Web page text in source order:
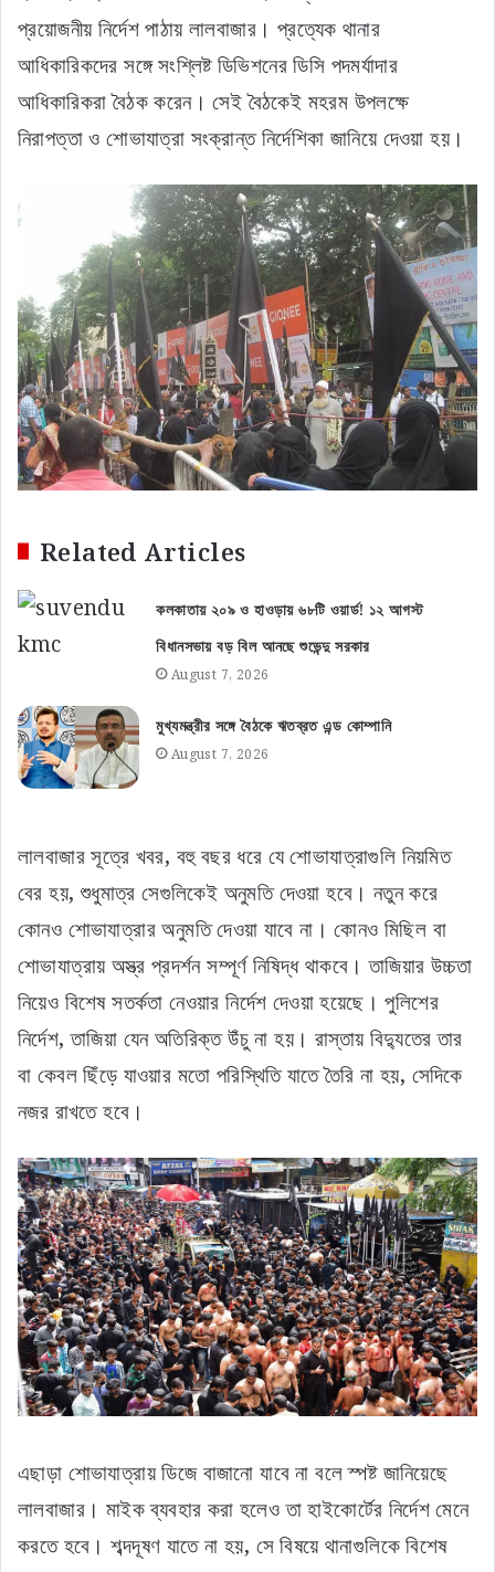
Related Articles
কলকাতায় ২০৯ ও হাওড়ায় ৬৮টি ওয়ার্ড! ১২ আগস্ট
August 7, 2026
মুখ্যমন্ত্রীর সঙ্গে বৈঠকে ঋতব্রত এন্ড কোম্পানি
August 7, 2026
লালবাজার সূত্রে খবর, বহু বছর ধরে যে শোভাযাত্রাগুলি নিয়মিত
বের হয়, শুধুমাত্র সেগুলিকেই অনুমতি দেওয়া হবে। নতুন করে
কোনও শোভাযাত্রার অনুমতি দেওয়া যাবে না। কোনও মিছিল বা
শোভাযাত্রায় অস্ত্র প্রদর্শন সম্পূর্ণ নিষিদ্ধ থাকবে। তাজিয়ার উচ্চতা
নির্দেশ, তাজিয়া যেন অতিরিক্ত উঁচু না হয়। রাস্তায় বিদ্যুতের তার
বা কেবল ছিঁড়ে যাওয়ার মতো পরিস্থিতি যাতে তৈরি না হয়, সেদিকে
নজর রাখতে হবে।
এছাড়া শোভাযাত্রায় ডিজে বাজানো যাবে না বলে স্পষ্ট জানিয়েছে
লালবাজার। মাইক ব্যবহার করা হলেও তা হাইকোর্টের নির্দেশ মেনে
করতে হবে। শব্দদূষণ যাতে না হয়, সে বিষয়ে থানাগুলিকে বিশেষ
নজর রাখতে বলা হয়েছে। মিছিল থেকে কোনও সংবেদনশীল বা
হয়েছে। যাঁরা মহরমের শোভাযাত্রা বের করবেন, তাঁদের সঙ্গে
আগাম বৈঠক করার নির্দেশ দেওয়া হয়েছে থানার আধিকারিকদের।
শোভাযাত্রার রুট, সময়, তাজিয়ার উচ্চতা এবং শব্দ নিয়ন্ত্রণ—সব
বিষয় নিয়েই আয়োজকদের সঙ্গে সমন্বয় করতে বলা হয়েছে।
Tags Kolkata police
lalbazar
Muharram Guidelines
Muharram Procession
Raima Roy